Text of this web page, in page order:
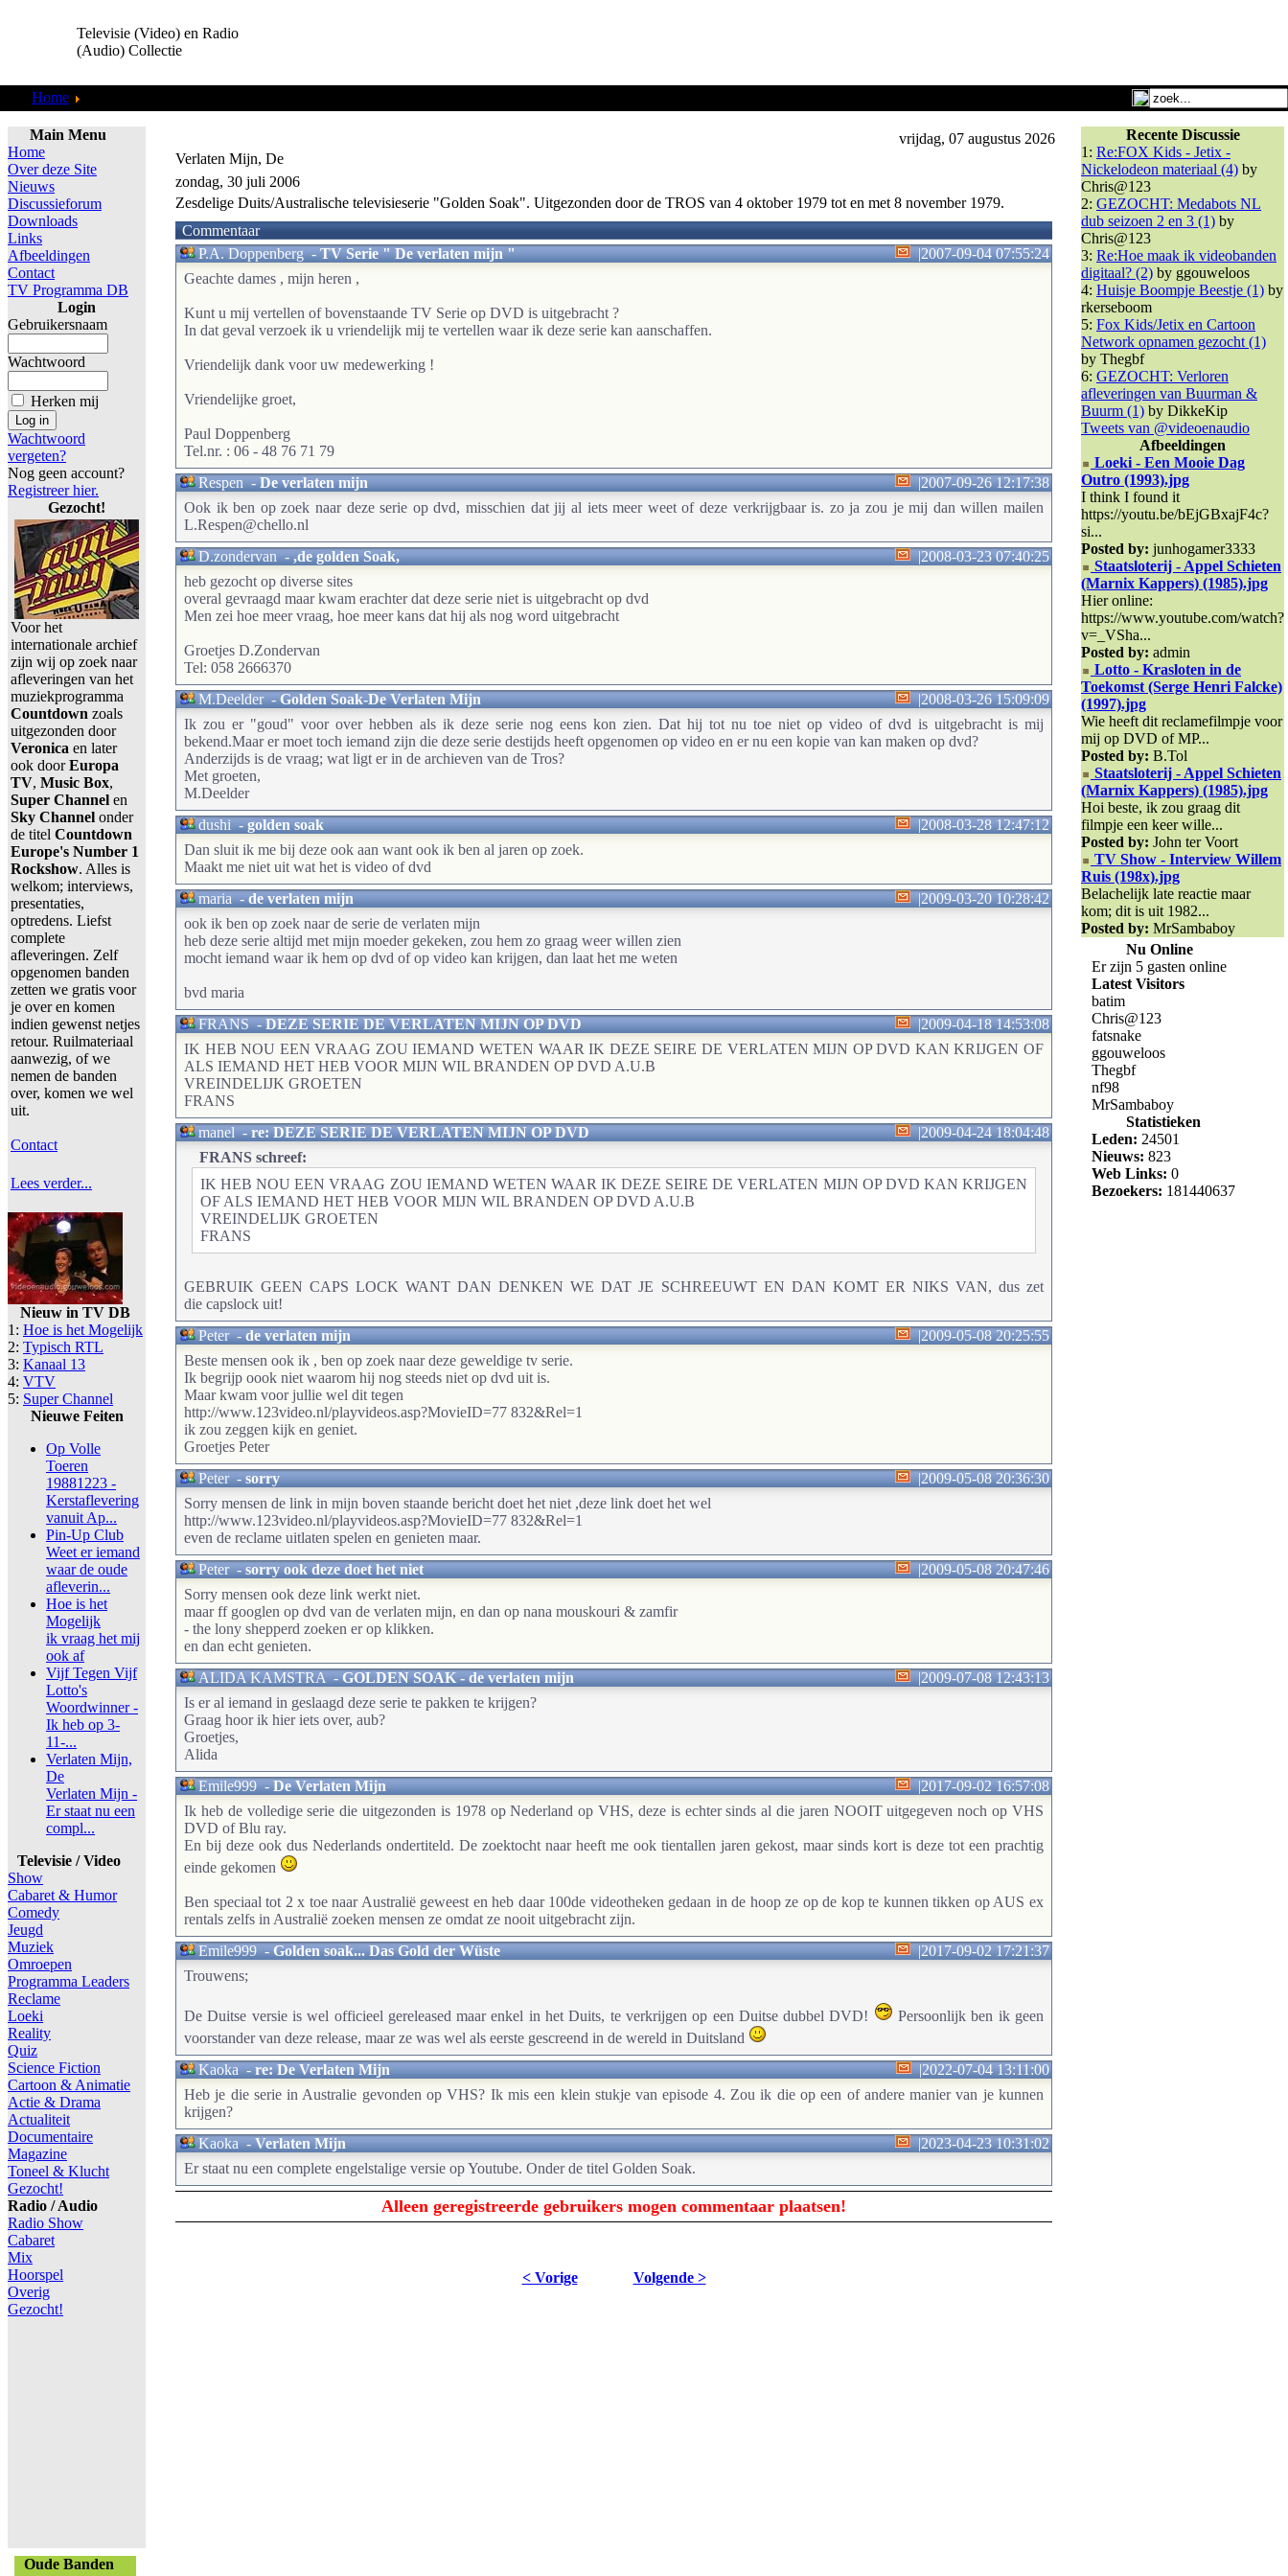
Televisie (Video) en Radio
(Audio) Collectie
Home
Main Menu
Home
Over deze Site
Nieuws
Discussieforum
Downloads
Links
Afbeeldingen
Contact
TV Programma DB
Login
Gebruikersnaam
Wachtwoord
Herken mij
Wachtwoord
vergeten?
Nog geen account?
Registreer hier.
Gezocht!
Voor het
internationale archief
zijn wij op zoek naar
afleveringen van het
muziekprogramma
Countdown zoals
uitgezonden door
Veronica en later
ook doorEuropa
TV, Music Box,
Super Channel en
Sky Channel onder
de titel Countdown
Europe's Number 1
Rockshow. Alles is
welkom; interviews,
presentaties,
optredens. Liefst
complete
afleveringen. Zelf
opgenomen banden
zetten we gratis voor
je over en komen
indien gewenst netjes
retour. Ruilmateriaal
aanwezig, of we
nemen de banden
over, komen we wel
uit.
Contact
Lees verder...
Nieuw in TV DB
1: Hoe is het Mogelijk
2: Typisch RTL
3: Kanaal 13
4: VTV
5: Super Channel
Nieuwe Feiten
Op Volle
Toeren
19881223 -
Kerstaflevering
vanuit Ap...
Pin-Up Club
Weet er iemand
waar de oude
afleverin...
Hoe is het
Mogelijk
ik vraag het mij
ook af
Vijf Tegen Vijf
Lotto's
Woordwinner -
Ik heb op 3-
11-...
Verlaten Mijn,
De
Verlaten Mijn -
Er staat nu een
compl...
Televisie / Video
Show
Cabaret & Humor
Comedy
Jeugd
Muziek
Omroepen
Programma Leaders
Reclame
Loeki
Reality
Quiz
Science Fiction
Cartoon & Animatie
Actie & Drama
Actualiteit
Documentaire
Magazine
Toneel & Klucht
Gezocht!
Radio / Audio
Radio Show
Cabaret
Mix
Hoorspel
Overig
Gezocht!
Oude Banden
vrijdag, 07 augustus 2026
Verlaten Mijn, De
zondag, 30 juli 2006
Zesdelige Duits/Australische televisieserie "Golden Soak". Uitgezonden door de TROS van 4 oktober 1979 tot en met 8 november 1979.
Commentaar
P.A. Doppenberg-TV Serie " De verlaten mijn " |2007-09-04 07:55:24
Geachte dames , mijn heren ,
Kunt u mij vertellen of bovenstaande TV Serie op DVD is uitgebracht ?
In dat geval verzoek ik u vriendelijk mij te vertellen waar ik deze serie kan aanschaffen.
Vriendelijk dank voor uw medewerking !
Vriendelijke groet,
Paul Doppenberg
Tel.nr. : 06 - 48 76 71 79
Respen-De verlaten mijn |2007-09-26 12:17:38
Ook ik ben op zoek naar deze serie op dvd, misschien dat jij al iets meer weet of deze verkrijgbaar is. zo ja zou je mij dan willen mailen
L.Respen@chello.nl
D.zondervan-,de golden Soak, |2008-03-23 07:40:25
heb gezocht op diverse sites
overal gevraagd maar kwam erachter dat deze serie niet is uitgebracht op dvd
Men zei hoe meer vraag, hoe meer kans dat hij als nog word uitgebracht
Groetjes D.Zondervan
Tel: 058 2666370
M.Deelder-Golden Soak-De Verlaten Mijn |2008-03-26 15:09:09
Ik zou er "goud" voor over hebben als ik deze serie nog eens kon zien. Dat hij tot nu toe niet op video of dvd is uitgebracht is mij
bekend.Maar er moet toch iemand zijn die deze serie destijds heeft opgenomen op video en er nu een kopie van kan maken op dvd?
Anderzijds is de vraag; wat ligt er in de archieven van de Tros?
Met groeten,
M.Deelder
dushi-golden soak |2008-03-28 12:47:12
Dan sluit ik me bij deze ook aan want ook ik ben al jaren op zoek.
Maakt me niet uit wat het is video of dvd
maria-de verlaten mijn |2009-03-20 10:28:42
ook ik ben op zoek naar de serie de verlaten mijn
heb deze serie altijd met mijn moeder gekeken, zou hem zo graag weer willen zien
mocht iemand waar ik hem op dvd of op video kan krijgen, dan laat het me weten
bvd maria
FRANS-DEZE SERIE DE VERLATEN MIJN OP DVD |2009-04-18 14:53:08
IK HEB NOU EEN VRAAG ZOU IEMAND WETEN WAAR IK DEZE SEIRE DE VERLATEN MIJN OP DVD KAN KRIJGEN OF
ALS IEMAND HET HEB VOOR MIJN WIL BRANDEN OP DVD A.U.B
VREINDELIJK GROETEN
FRANS
manel-re: DEZE SERIE DE VERLATEN MIJN OP DVD |2009-04-24 18:04:48
FRANS schreef:
IK HEB NOU EEN VRAAG ZOU IEMAND WETEN WAAR IK DEZE SEIRE DE VERLATEN MIJN OP DVD KAN KRIJGEN
OF ALS IEMAND HET HEB VOOR MIJN WIL BRANDEN OP DVD A.U.B
VREINDELIJK GROETEN
FRANS
GEBRUIK GEEN CAPS LOCK WANT DAN DENKEN WE DAT JE SCHREEUWT EN DAN KOMT ER NIKS VAN, dus zet
die capslock uit!
Peter-de verlaten mijn |2009-05-08 20:25:55
Beste mensen ook ik , ben op zoek naar deze geweldige tv serie.
Ik begrijp oook niet waarom hij nog steeds niet op dvd uit is.
Maar kwam voor jullie wel dit tegen
http://www.123video.nl/playvideos.asp?MovieID=77 832&Rel=1
ik zou zeggen kijk en geniet.
Groetjes Peter
Peter-sorry |2009-05-08 20:36:30
Sorry mensen de link in mijn boven staande bericht doet het niet ,deze link doet het wel
http://www.123video.nl/playvideos.asp?MovieID=77 832&Rel=1
even de reclame uitlaten spelen en genieten maar.
Peter-sorry ook deze doet het niet |2009-05-08 20:47:46
Sorry mensen ook deze link werkt niet.
maar ff googlen op dvd van de verlaten mijn, en dan op nana mouskouri & zamfir
- the lony shepperd zoeken er op klikken.
en dan echt genieten.
ALIDA KAMSTRA-GOLDEN SOAK - de verlaten mijn |2009-07-08 12:43:13
Is er al iemand in geslaagd deze serie te pakken te krijgen?
Graag hoor ik hier iets over, aub?
Groetjes,
Alida
Emile999-De Verlaten Mijn |2017-09-02 16:57:08
Ik heb de volledige serie die uitgezonden is 1978 op Nederland op VHS, deze is echter sinds al die jaren NOOIT uitgegeven noch op VHS
DVD of Blu ray.
En bij deze ook dus Nederlands ondertiteld. De zoektocht naar heeft me ook tientallen jaren gekost, maar sinds kort is deze tot een prachtig
einde gekomen
Ben speciaal tot 2 x toe naar Australië geweest en heb daar 100de videotheken gedaan in de hoop ze op de kop te kunnen tikken op AUS ex
rentals zelfs in Australië zoeken mensen ze omdat ze nooit uitgebracht zijn.
Emile999-Golden soak... Das Gold der Wüste |2017-09-02 17:21:37
Trouwens;
De Duitse versie is wel officieel gereleased maar enkel in het Duits, te verkrijgen op een Duitse dubbel DVD!
Persoonlijk ben ik geen
voorstander van deze release, maar ze was wel als eerste gescreend in de wereld in Duitsland
Kaoka-re: De Verlaten Mijn |2022-07-04 13:11:00
Heb je die serie in Australie gevonden op VHS? Ik mis een klein stukje van episode 4. Zou ik die op een of andere manier van je kunnen
krijgen?
Kaoka-Verlaten Mijn |2023-04-23 10:31:02
Er staat nu een complete engelstalige versie op Youtube. Onder de titel Golden Soak.
Alleen geregistreerde gebruikers mogen commentaar plaatsen!
< Vorige Volgende >
Recente Discussie
1: Re:FOX Kids - Jetix -
Nickelodeon materiaal (4) by
Chris@123
2: GEZOCHT: Medabots NL
dub seizoen 2 en 3 (1) by
Chris@123
3: Re:Hoe maak ik videobanden
digitaal? (2) by ggouweloos
4: Huisje Boompje Beestje (1) by
rkerseboom
5: Fox Kids/Jetix en Cartoon
Network opnamen gezocht (1)
by Thegbf
6: GEZOCHT: Verloren
afleveringen van Buurman &
Buurm (1) by DikkeKip
Tweets van @videoenaudio
Afbeeldingen
Loeki - Een Mooie Dag
Outro (1993).jpg
I think I found it
https://youtu.be/bEjGBxajF4c?
si...
Posted by: junhogamer3333
Staatsloterij - Appel Schieten
(Marnix Kappers) (1985).jpg
Hier online:
https://www.youtube.com/watch?
v=_VSha...
Posted by: admin
Lotto - Krasloten in de
Toekomst (Serge Henri Falcke)
(1997).jpg
Wie heeft dit reclamefilmpje voor
mij op DVD of MP...
Posted by: B.Tol
Staatsloterij - Appel Schieten
(Marnix Kappers) (1985).jpg
Hoi beste, ik zou graag dit
filmpje een keer wille...
Posted by: John ter Voort
TV Show - Interview Willem
Ruis (198x).jpg
Belachelijk late reactie maar
kom; dit is uit 1982...
Posted by: MrSambaboy
Nu Online
Er zijn 5 gasten online
Latest Visitors
batim
Chris@123
fatsnake
ggouweloos
Thegbf
nf98
MrSambaboy
Statistieken
Leden: 24501
Nieuws: 823
Web Links: 0
Bezoekers: 181440637